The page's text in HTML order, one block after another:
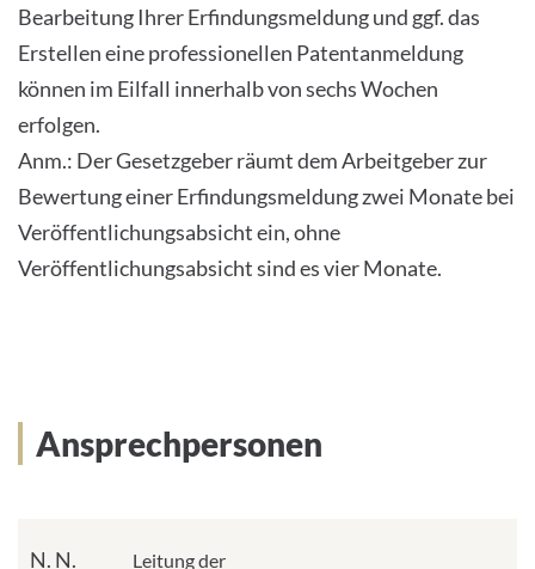
Bearbeitung Ihrer Erfindungsmeldung und ggf. das
Erstellen eine professionellen Patentanmeldung
können im Eilfall innerhalb von sechs Wochen
erfolgen.
Anm.: Der Gesetzgeber räumt dem Arbeitgeber zur
Bewertung einer Erfindungsmeldung zwei Monate bei
Veröffentlichungsabsicht ein, ohne
Veröffentlichungsabsicht sind es vier Monate.
Ansprechpersonen
N. N. Leitung der